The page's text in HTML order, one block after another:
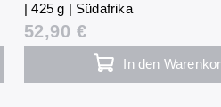
| 425 g | Südafrika
52,90 €
In den